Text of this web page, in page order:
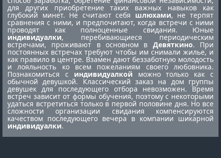
для других приобретение таких важных навыков как
глубокий минет. Не считают себя шлюхами, не терпят
сравнения с ними, и предпочитают, когда встречи с ними
проводят как полноценные свидания. Юные
индивидуалки, перебивающиеся периодическим
встречами, проживают в основном в Девяткино. При
постоянных встречах требуют чтобы им снимали жилье, и
как правило в центре. Взамен дают беззаботную молодость
и лояльность ко всем пожеланиям своего любовника.
Познакомиться с индивидуалкой можно только как с
обычной девушкой. Классический заказ на дом группы
девушек для последующего отбора невозможен. Время
встреч зависит от формы обучения, поэтому с некоторыми
удаться встретиться только в первой половине дня. Но все
сложности организации свидания компенсируются
качеством последующего вечера в компании шикарной
индивидуалки.